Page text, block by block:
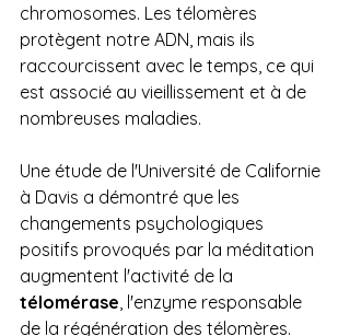
chromosomes. Les télomères
protègent notre ADN, mais ils
raccourcissent avec le temps, ce qui
est associé au vieillissement et à de
nombreuses maladies.
Une étude de l'Université de Californie
à Davis a démontré que les
changements psychologiques
positifs provoqués par la méditation
augmentent l'activité de la
télomérase, l'enzyme responsable
de la régénération des télomères.